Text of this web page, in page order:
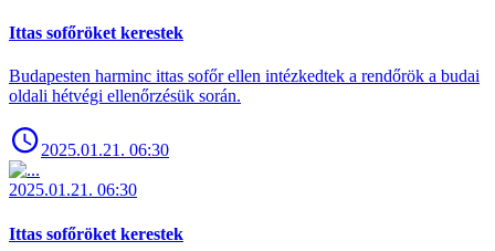
Ittas sofőröket kerestek
Budapesten harminc ittas sofőr ellen intézkedtek a rendőrök a budai
oldali hétvégi ellenőrzésük során.
2025.01.21. 06:30
2025.01.21. 06:30
Ittas sofőröket kerestek